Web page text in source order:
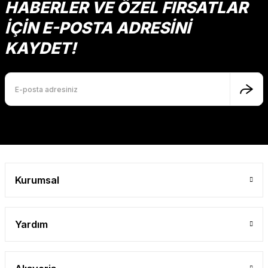
Mutlu Kids
624,00 TL
HABERLER VE ÖZEL FIRSATLAR
İÇİN E-POSTA ADRESİNİ
KAYDET!
Kurumsal
Yardım